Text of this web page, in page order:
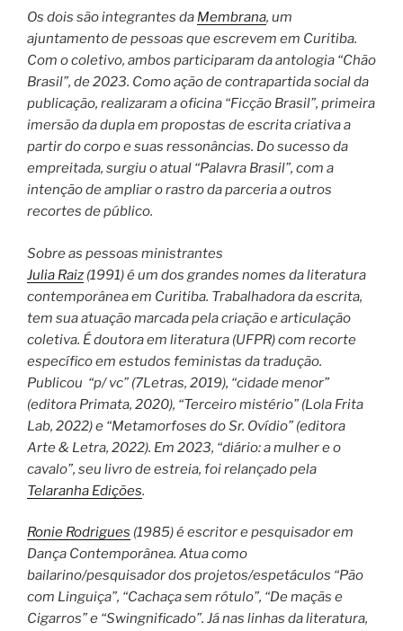
Os dois são integrantes da Membrana, um
ajuntamento de pessoas que escrevem em Curitiba.
Com o coletivo, ambos participaram da antologia “Chão
Brasil”, de 2023. Como ação de contrapartida social da
publicação, realizaram a oficina “Ficção Brasil”, primeira
imersão da dupla em propostas de escrita criativa a
partir do corpo e suas ressonâncias. Do sucesso da
empreitada, surgiu o atual “Palavra Brasil”, com a
intenção de ampliar o rastro da parceria a outros
recortes de público.
Sobre as pessoas ministrantes
Julia Raiz (1991) é um dos grandes nomes da literatura
contemporânea em Curitiba. Trabalhadora da escrita,
tem sua atuação marcada pela criação e articulação
coletiva. É doutora em literatura (UFPR) com recorte
específico em estudos feministas da tradução.
Publicou “p/ vc” (7Letras, 2019), “cidade menor”
(editora Primata, 2020), “Terceiro mistério” (Lola Frita
Lab, 2022) e “Metamorfoses do Sr. Ovídio” (editora
Arte & Letra, 2022). Em 2023, “diário: a mulher e o
cavalo”, seu livro de estreia, foi relançado pela
Telaranha Edições.
Ronie Rodrigues (1985) é escritor e pesquisador em
Dança Contemporânea. Atua como
bailarino/pesquisador dos projetos/espetáculos “Pão
com Linguiça”, “Cachaça sem rótulo”, “De maçãs e
Cigarros” e “Swingnificado”. Já nas linhas da literatura,